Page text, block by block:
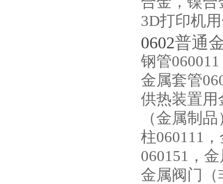
3D打印机
0602普通
钢管
金属套管
供热装置用
（金属制
柱060111
060151，
金属阀门（